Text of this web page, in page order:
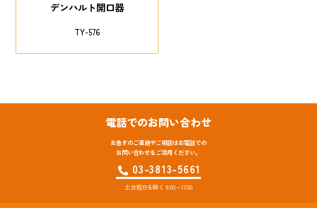
デンハルト開口器
TY-576
電話でのお問い合わせ
お急ぎのご連絡やご相談はお電話での
お問い合わせをご活用ください。
03-3813-5661
土日祝日を除く 9:00～17:00